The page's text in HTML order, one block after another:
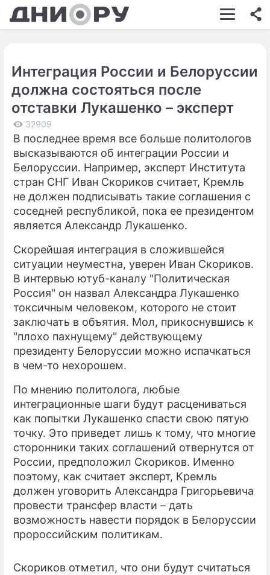
ШОУ-БИЗНЕС
КИНО
ЭКОНОМИКА
ПРОИСШЕСТВИЯ
СОННИК
СТИЛЬ ЖИЗНИ
СЕРИАЛЫ
ИГРЫ
ПРЕСС-РЕЛИЗЫ
О ПРОЕКТЕ
Интеграция России и Белоруссии
должна состояться после
отставки Лукашенко – эксперт
32909
В последнее время все больше политологов
высказываются об интеграции России и
Белоруссии. Например, эксперт Института
стран СНГ Иван Скориков считает, Кремль
не должен подписывать такие соглашения с
соседней республикой, пока ее президентом
является Александр Лукашенко.
Скорейшая интеграция в сложившейся
ситуации неуместна, уверен Иван Скориков.
В интервью ютуб-каналу "Политическая
Россия" он назвал Александра Лукашенко
токсичным человеком, которого не стоит
заключать в объятия. Мол, прикоснувшись к
"плохо пахнущему" действующему
президенту Белоруссии можно испачкаться
в чем-то нехорошем.
По мнению политолога, любые
интеграционные шаги будут расцениваться
как попытки Лукашенко спасти свою пятую
точку. Это приведет лишь к тому, что многие
сторонники таких соглашений отвернутся от
России, предположил Скориков. Именно
поэтому, как считает эксперт, Кремль
должен уговорить Александра Григорьевича
провести трансфер власти – дать
возможность навести порядок в Белоруссии
пророссийским политикам.
Скориков отметил, что они будут считаться